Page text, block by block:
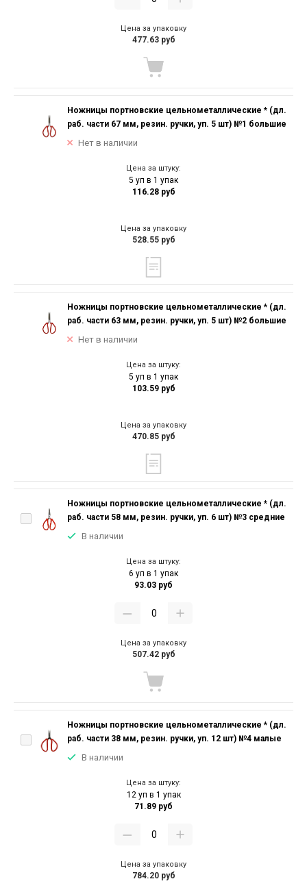
Цена за упаковку
477.63 руб
Ножницы портновские цельнометаллические * (дл.
раб. части 67 мм, резин. ручки, уп. 5 шт) №1 большие
Нет в наличии
Цена за штуку:
5 уп в 1 упак
116.28 руб
Цена за упаковку
528.55 руб
Ножницы портновские цельнометаллические * (дл.
раб. части 63 мм, резин. ручки, уп. 5 шт) №2 большие
Нет в наличии
Цена за штуку:
5 уп в 1 упак
103.59 руб
Цена за упаковку
470.85 руб
Ножницы портновские цельнометаллические * (дл.
раб. части 58 мм, резин. ручки, уп. 6 шт) №3 средние
В наличии
Цена за штуку:
6 уп в 1 упак
93.03 руб
Цена за упаковку
507.42 руб
Ножницы портновские цельнометаллические * (дл.
раб. части 38 мм, резин. ручки, уп. 12 шт) №4 малые
В наличии
Цена за штуку:
12 уп в 1 упак
71.89 руб
Цена за упаковку
784.20 руб